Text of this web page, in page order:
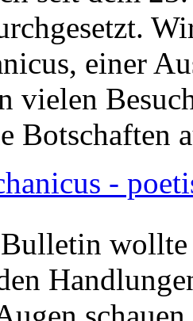
einer
vielen
Botschaften
-